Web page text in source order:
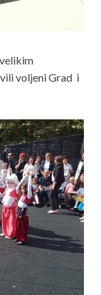
voljeni Grad i